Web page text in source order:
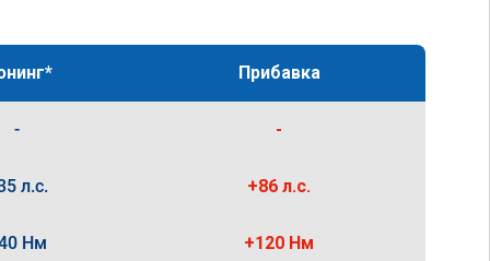
Прибавка
- -
л.с. +86 л.с.
Нм +120 Нм